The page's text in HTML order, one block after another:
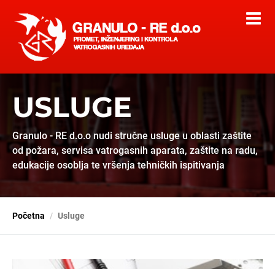
USLUGE
Granulo - RE d.o.o nudi stručne usluge u oblasti zaštite
od požara, servisa vatrogasnih aparata, zaštite na radu,
edukacije osoblja te vršenja tehničkih ispitivanja
Početna Usluge